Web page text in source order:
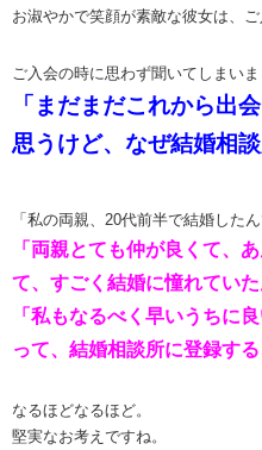
お淑やかで笑顔が素敵な彼女は、
ご入会の時に思わず聞いてしまいま
「まだまだこれから出
思うけど、なぜ結婚相
「私の両親、20代前半で結婚したん
「両親とても仲が良くて、
て、すごく結婚に憧れていた
「私もなるべく早いうちに
って、結婚相談所に登録する
なるほどなるほど。
堅実なお考えですね。